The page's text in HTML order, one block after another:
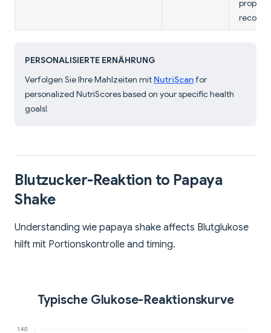
PERSONALISIERTE ERNÄHRUNG
Verfolgen Sie Ihre Mahlzeiten mit NutriScanfor
personalized NutriScores based on your specific health
goals!
Blutzucker-Reaktion to Papaya
Shake
Understanding wie papaya shake affects Blutglukose
hilft mit Portionskontrolle and timing.
Typische Glukose-Reaktionskurve